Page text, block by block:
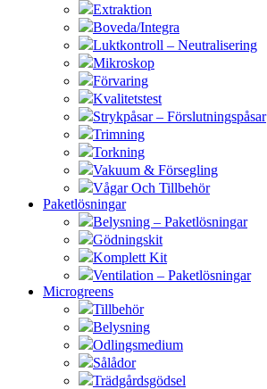
Extraktion
Boveda/Integra
Luktkontroll – Neutralisering
Mikroskop
Förvaring
Kvalitetstest
Strykpåsar – Förslutningspåsar
Trimning
Torkning
Vakuum & Försegling
Vågar Och Tillbehör
Paketlösningar
Belysning – Paketlösningar
Gödningskit
Komplett Kit
Ventilation – Paketlösningar
Microgreens
Tillbehör
Belysning
Odlingsmedium
Sålådor
Trädgårdsgödsel